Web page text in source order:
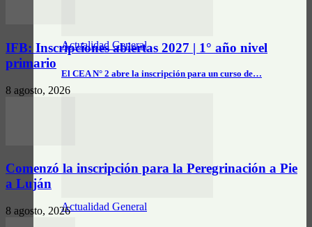
Actualidad General
El CEA N° 2 abre la inscripción para un curso de…
Actualidad General
IFB: Inscripciones abiertas 2027 | 1° año nivel
primario
8 agosto, 2026
Comenzó la inscripción para la Peregrinación a Pie
a Luján
8 agosto, 2026